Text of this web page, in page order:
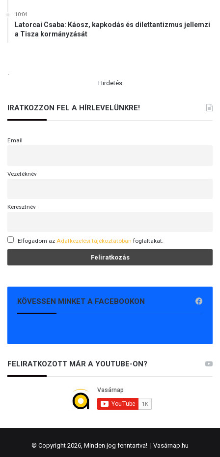
10:04
Latorcai Csaba: Káosz, kapkodás és dilettantizmus jellemzi
a Tisza kormányzását
.
Hirdetés
IRATKOZZON FEL A HÍRLEVELÜNKRE!
Email
Vezetéknév
Keresztnév
Elfogadom az Adatkezelési tájékoztatóban foglaltakat.
KÖVESSEN MINKET A FACEBOOKON
FELIRATKOZOTT MÁR A YOUTUBE-ON?
© Copyright 2026, Minden jog fenntartva! | Vasárnap.hu